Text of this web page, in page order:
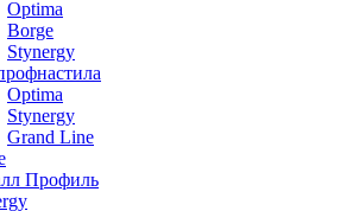
Optima
Borge
Stynergy
Optima
Stynergy
Grand Line
Профиль